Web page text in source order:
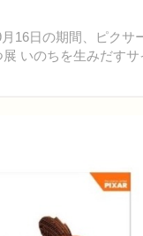
16日の期間、ピクサ
いのちを生みだす